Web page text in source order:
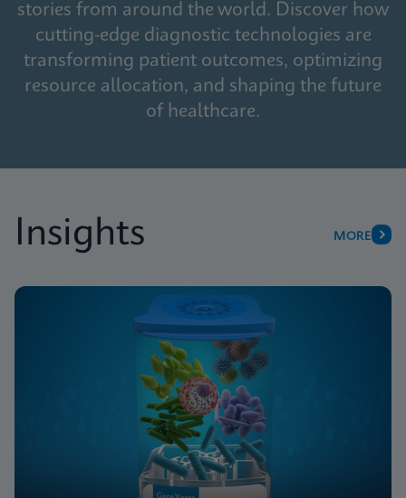
stories from around the world. Discover how
cutting-edge diagnostic technologies are
transforming patient outcomes, optimizing
resource allocation, and shaping the future
of healthcare.
Insights MORE